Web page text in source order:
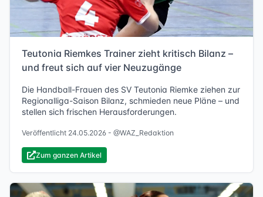
Teutonia Riemkes Trainer zieht kritisch Bilanz –
und freut sich auf vier Neuzugänge
Die Handball-Frauen des SV Teutonia Riemke ziehen zur
Regionalliga-Saison Bilanz, schmieden neue Pläne – und
stellen sich frischen Herausforderungen.
Veröffentlicht 24.05.2026 - @WAZ_Redaktion
Zum ganzen Artikel